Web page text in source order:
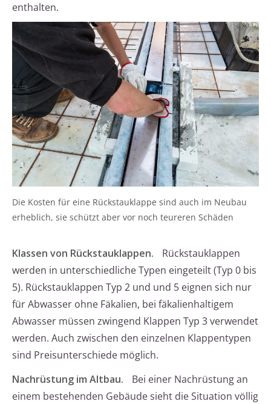
enthalten.
Die Kosten für eine Rückstauklappe sind auch im Neubau
erheblich, sie schützt aber vor noch teureren Schäden
Klassen von Rückstauklappen.
Rückstauklappen
werden in unterschiedliche Typen eingeteilt (Typ 0 bis
5). Rückstauklappen Typ 2 und und 5 eignen sich nur
für Abwasser ohne Fäkalien, bei fäkalienhaltigem
Abwasser müssen zwingend Klappen Typ 3 verwendet
werden. Auch zwischen den einzelnen Klappentypen
sind Preisunterschiede möglich.
Nachrüstung im Altbau.
Bei einer Nachrüstung an
einem bestehenden Gebäude sieht die Situation völlig